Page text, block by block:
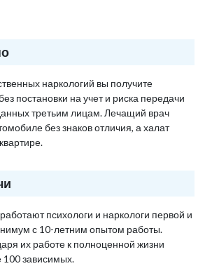
наркологий вы получите
постановки на учет и риска передачи
третьим лицам. Лечащий врач
без знаков отличия, а халат
психологи и наркологи первой и
с 10-летним опытом работы.
их работе к полноценной жизни
зависимых.